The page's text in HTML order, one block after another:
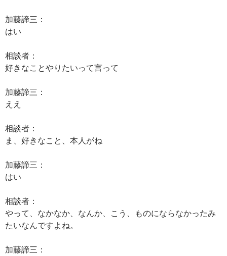
加藤諦三：
はい
相談者：
好きなことやりたいって言って
加藤諦三：
ええ
相談者：
ま、好きなこと、本人がね
加藤諦三：
はい
相談者：
やって、なかなか、なんか、こう、ものにならなかったみ
たいなんですよね。
加藤諦三：